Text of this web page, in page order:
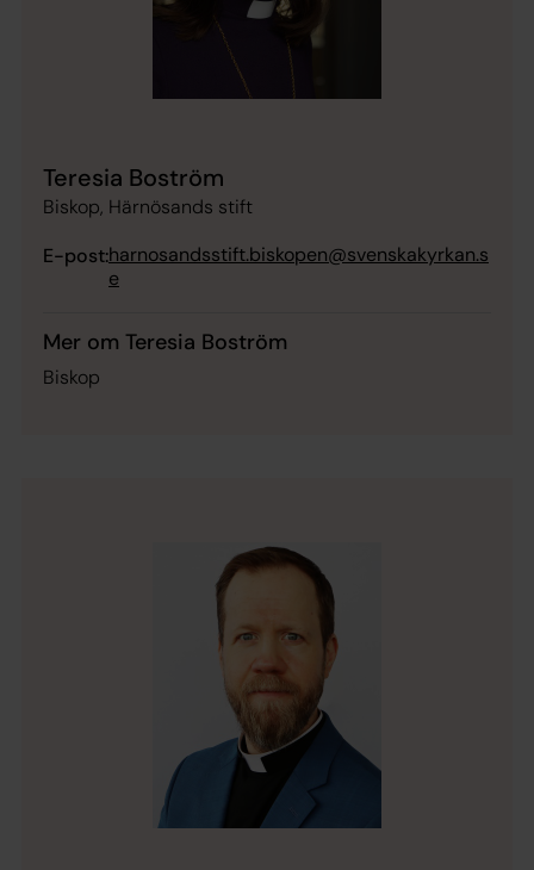
Teresia Boström
Biskop, Härnösands stift
E-post:harnosandsstift.biskopen@svenskakyrkan.s
e
Mer om Teresia Boström
Biskop